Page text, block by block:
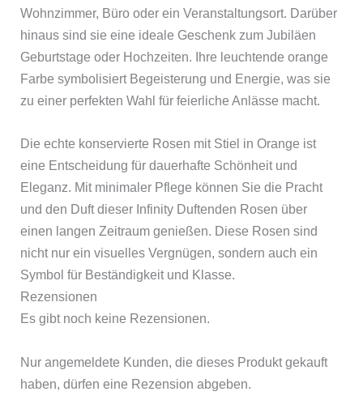
Wohnzimmer, Büro oder ein Veranstaltungsort. Darüber
hinaus sind sie eine ideale Geschenk zum Jubiläen
Geburtstage oder Hochzeiten. Ihre leuchtende orange
Farbe symbolisiert Begeisterung und Energie, was sie
zu einer perfekten Wahl für feierliche Anlässe macht.
Die echte konservierte Rosen mit Stiel in Orange ist
eine Entscheidung für dauerhafte Schönheit und
Eleganz. Mit minimaler Pflege können Sie die Pracht
und den Duft dieser Infinity Duftenden Rosen über
einen langen Zeitraum genießen. Diese Rosen sind
nicht nur ein visuelles Vergnügen, sondern auch ein
Symbol für Beständigkeit und Klasse.
Rezensionen
Es gibt noch keine Rezensionen.
Nur angemeldete Kunden, die dieses Produkt gekauft
haben, dürfen eine Rezension abgeben.